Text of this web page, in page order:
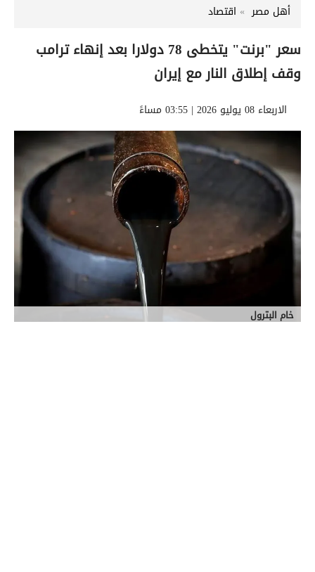
أهل مصر اقتصاد
سعر "برنت" يتخطى 78 دولارا بعد إنهاء ترامب
وقف إطلاق النار مع إيران
الاربعاء 08 يوليو 2026 | 03:55 مساءً
خام البترول